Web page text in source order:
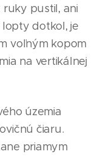
pustil, ani
dotkol, je
voľným kopom
ia na vertikálnej
územia
čiaru.
priamym